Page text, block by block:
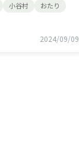
を企画していま
きのこを使ったき
おこなう予定で
小谷村 おたり
2024/09/09